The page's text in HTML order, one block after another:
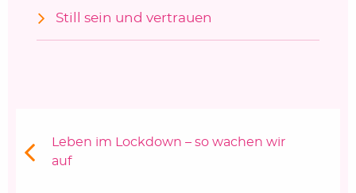
Still sein und vertrauen
Vorheriger Beitrag:
Leben im Lockdown – so wachen wir
auf